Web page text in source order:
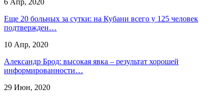
Еще 20 больных за сутки: на Кубани всего у 125 человек
подтвержден…
10 Апр, 2020
Александр Брод: высокая явка – результат хорошей
информированности…
29 Июн, 2020